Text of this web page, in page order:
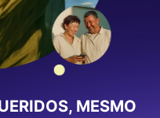
MESMO